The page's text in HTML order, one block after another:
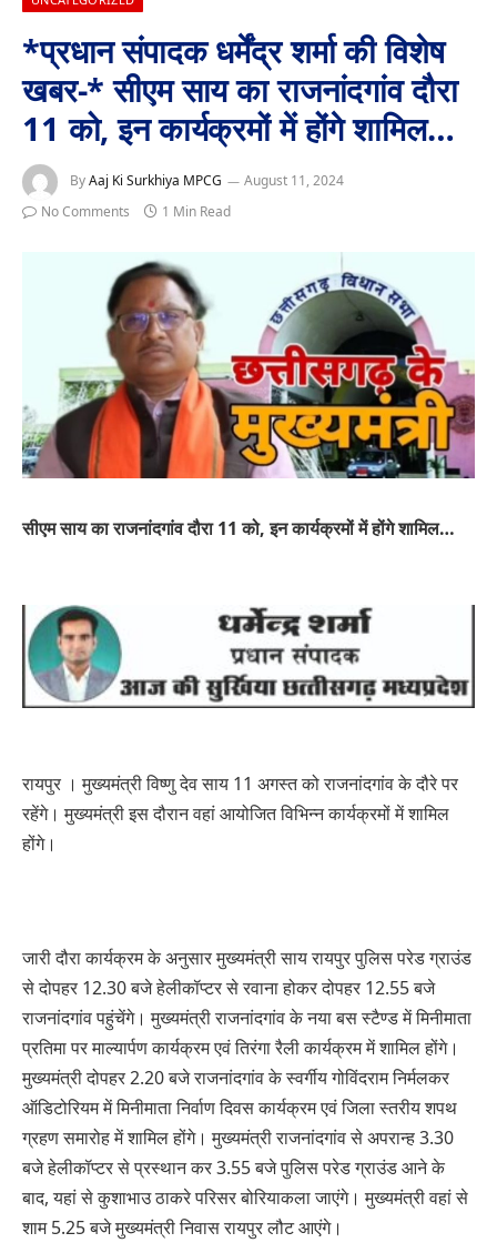
*प्रधान संपादक धर्मेंद्र शर्मा की विशेष
खबर-* सीएम साय का राजनांदगांव दौरा
11 को, इन कार्यक्रमों में होंगे शामिल…
ByAaj Ki Surkhiya MPCG
August 11, 2024
No Comments
1 Min Read
सीएम साय का राजनांदगांव दौरा 11 को, इन कार्यक्रमों में होंगे शामिल…
रायपुर । मुख्यमंत्री विष्णु देव साय 11 अगस्त को राजनांदगांव के दौरे पर
रहेंगे। मुख्यमंत्री इस दौरान वहां आयोजित विभिन्न कार्यक्रमों में शामिल
होंगे।
जारी दौरा कार्यक्रम के अनुसार मुख्यमंत्री साय रायपुर पुलिस परेड ग्राउंड
से दोपहर 12.30 बजे हेलीकॉप्टर से रवाना होकर दोपहर 12.55 बजे
राजनांदगांव पहुंचेंगे। मुख्यमंत्री राजनांदगांव के नया बस स्टैण्ड में मिनीमाता
प्रतिमा पर माल्यार्पण कार्यक्रम एवं तिरंगा रैली कार्यक्रम में शामिल होंगे।
मुख्यमंत्री दोपहर 2.20 बजे राजनांदगांव के स्वर्गीय गोविंदराम निर्मलकर
ऑडिटोरियम में मिनीमाता निर्वाण दिवस कार्यक्रम एवं जिला स्तरीय शपथ
ग्रहण समारोह में शामिल होंगे। मुख्यमंत्री राजनांदगांव से अपरान्ह 3.30
बजे हेलीकॉप्टर से प्रस्थान कर 3.55 बजे पुलिस परेड ग्राउंड आने के
बाद, यहां से कुशाभाउ ठाकरे परिसर बोरियाकला जाएंगे। मुख्यमंत्री वहां से
शाम 5.25 बजे मुख्यमंत्री निवास रायपुर लौट आएंगे।